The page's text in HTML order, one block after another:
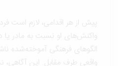
پیش از هر اقدامی، لازم است فرد
واکنش‌های او نسبت به مادر یا
الگوهای فرهنگی آموخته‌شده ناشی
واقعی طرف مقابل. این آگاهی،